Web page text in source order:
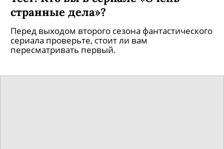
странные дела»?
Перед выходом второго сезона фантастического
сериала проверьте, стоит ли вам
пересматривать первый.